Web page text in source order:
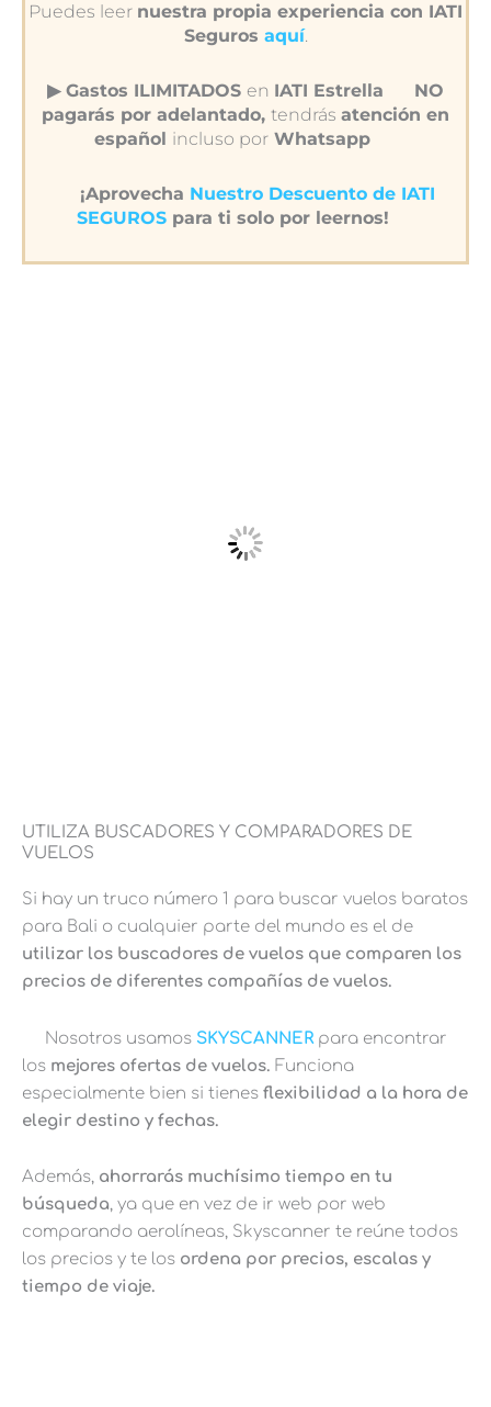
Puedes leer nuestra propia experiencia con IATI
Seguros aquí.
▶︎ Gastos ILIMITADOS en IATI Estrella
NO
pagarás por adelantado, tendrás atención en
español incluso por Whatsapp
¡Aprovecha Nuestro Descuento de IATI
SEGUROSpara ti solo por leernos!
UTILIZA BUSCADORES Y COMPARADORES DE
VUELOS
Si hay un truco número 1 para buscar vuelos baratos
para Bali o cualquier parte del mundo es el de
utilizar los buscadores de vuelos que comparen los
precios de diferentes compañías de vuelos.
Nosotros usamos SKYSCANNERpara encontrar
los mejores ofertas de vuelos. Funciona
especialmente bien si tienes flexibilidad a la hora de
elegir destino y fechas.
Además, ahorrarás muchísimo tiempo en tu
búsqueda, ya que en vez de ir web por web
comparando aerolíneas, Skyscanner te reúne todos
los precios y te los ordena por precios, escalas y
tiempo de viaje.